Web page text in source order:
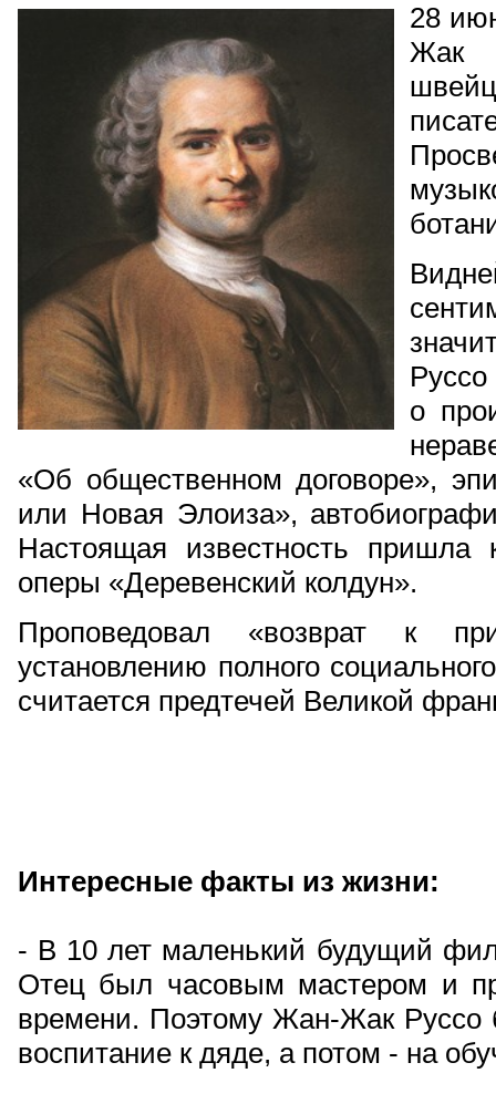
28
о
«Об общественном договоре»,
или Новая Элоиза»,
Настоящая известность пришла
оперы «Деревенский колдун».
Проповедовал «возврат к
установлению полного
считается предтечей Великой
Интересные факты из жизни:
- В 10 лет маленький будущий
Отец был часовым мастером и
времени. Поэтому Жан-Жак Руссо
воспитание к дяде, а потом - на